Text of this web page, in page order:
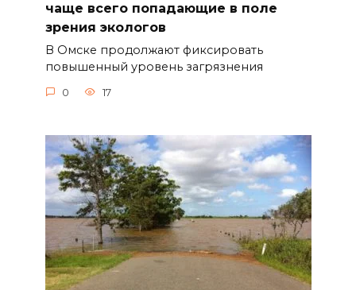
чаще всего попадающие в поле
зрения экологов
В Омске продолжают фиксировать
повышенный уровень загрязнения
0 17